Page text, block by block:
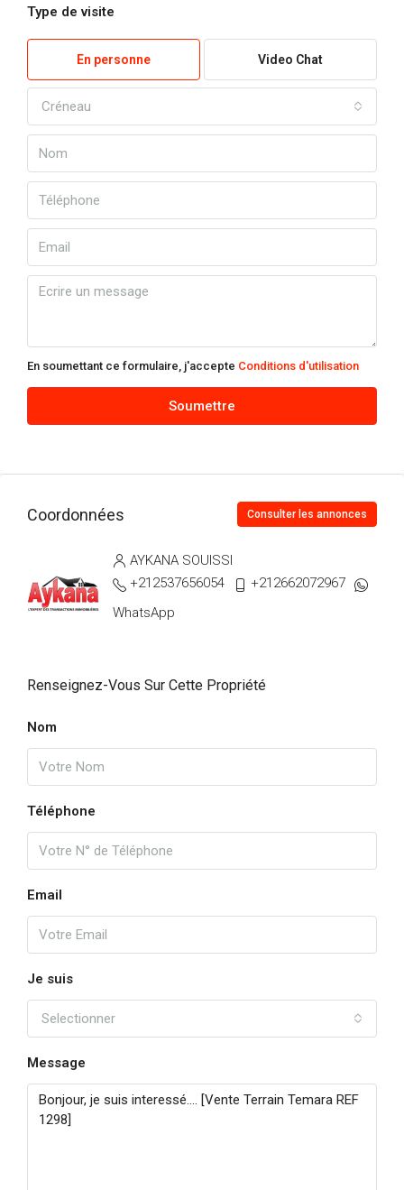
Type de visite
En personne Video Chat
Créneau
En soumettant ce formulaire, j'accepte Conditions d'utilisation
Soumettre
Coordonnées Consulter les annonces
AYKANA SOUISSI
+212537656054
+212662072967
WhatsApp
Renseignez-Vous Sur Cette Propriété
Nom
Téléphone
Email
Je suis
Selectionner
Message